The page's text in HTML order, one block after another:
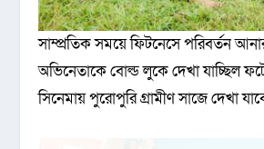
সাম্প্রতিক সময়ে ফিটনেসে পরিবর্তন
অভিনেতাকে বোল্ড লুকে দেখা যাচ্ছিল
সিনেমায় পুরোপুরি গ্রামীণ সাজে দেখা